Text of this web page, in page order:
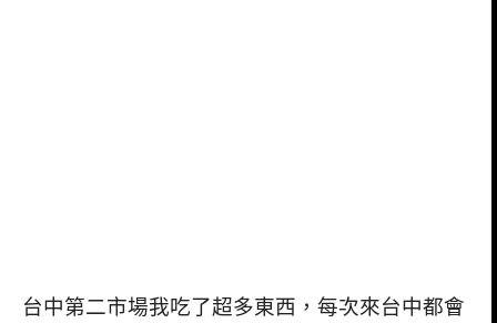
台中第二市場我吃了超多東西，每次來台中都會